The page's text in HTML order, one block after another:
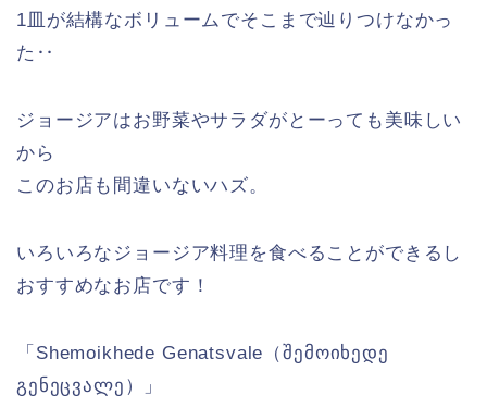
1皿が結構なボリュームでそこまで辿りつけなかっ
た‥
ジョージアはお野菜やサラダがとーっても美味しい
から
このお店も間違いないハズ。
いろいろなジョージア料理を食べることができるし
おすすめなお店です！
「Shemoikhede Genatsvale（შემოიხედე
გენეცვალე）」